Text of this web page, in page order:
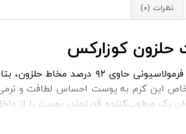
نظرات (0)
حلزون کوزارکس
این کرم محصولی است که با
این کرم به پوست احساس لطافت و
یک مرطوب‌کننده قدرتمند، پوست را از
است که به تسکین پوست قرمز و حساس